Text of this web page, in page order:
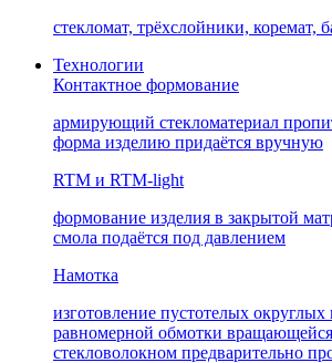
стекломат, трёхслойники, коремат,
Технологии
Контактное формование
армирующий стекломатериал
форма изделию придаётся вручную
RTM и RTM-light
формование изделия в закрытой
смола подаётся под давлением
Намотка
изготовление пустотелых
равномерной обмотки
стекловолокном предварительно